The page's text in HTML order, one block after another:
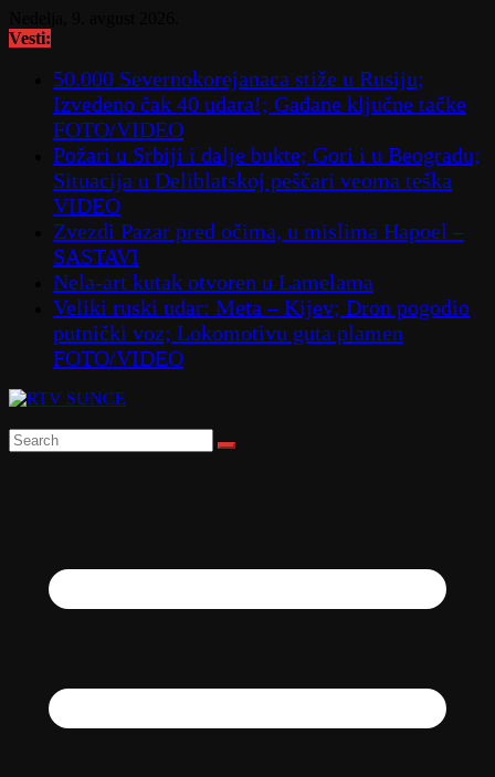
to
Vesti:
50.000 Severnokorejanaca stiže u Rusiju;
Izvedeno čak 40 udara!; Gađane ključne tačke
FOTO/VIDEO
Požari u Srbiji i dalje bukte; Gori i u Beogradu;
Situacija u Deliblatskoj peščari veoma teška
VIDEO
Zvezdi Pazar pred očima, u mislima Hapoel –
SASTAVI
Nela-art kutak otvoren u Lamelama
Veliki ruski udar: Meta – Kijev; Dron pogodio
putnički voz; Lokomotivu guta plamen
FOTO/VIDEO